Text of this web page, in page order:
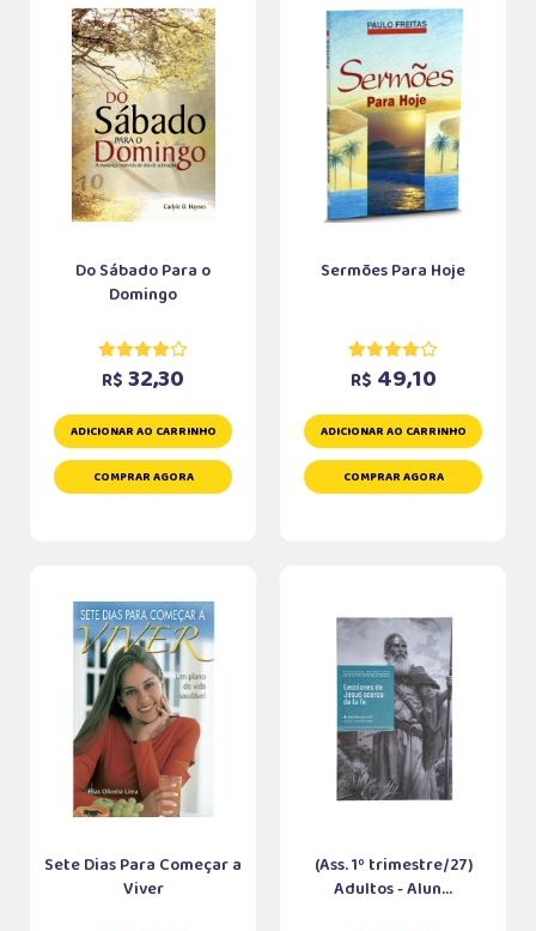
Do Sábado Para o
Domingo
R$ 32,30
ADICIONAR AO CARRINHO
COMPRAR AGORA
Sermões Para Hoje
R$ 49,10
ADICIONAR AO CARRINHO
COMPRAR AGORA
Sete Dias Para Começar a
Viver
(Ass. 1º trimestre/27)
Adultos - Alun...